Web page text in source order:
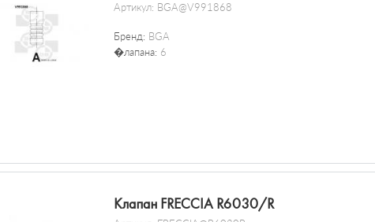
Артикул: BGA@V991868
Бренд: BGA
�лапана: 6
Клапан FRECCIA R6030/R